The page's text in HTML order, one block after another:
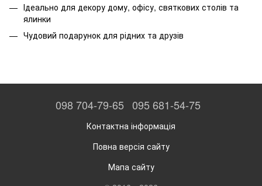
Ідеально для декору дому, офісу, святкових столів та
ялинки
Чудовий подарунок для рідних та друзів
098 704-79-65 095 681-54-75
Контактна інформація
Повна версія сайту
Мапа сайту